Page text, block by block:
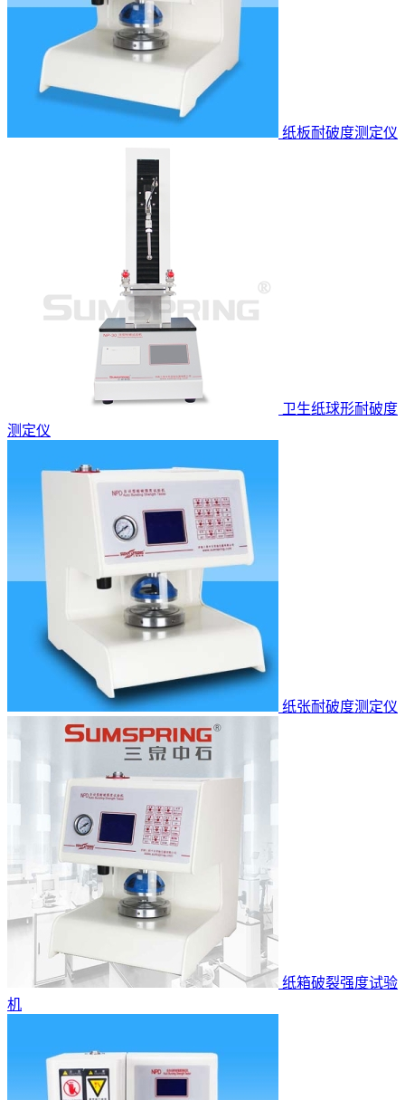
纸板耐破度测定仪
卫生纸球形耐破度
测定仪
纸张耐破度测定仪
纸箱破裂强度试验
机